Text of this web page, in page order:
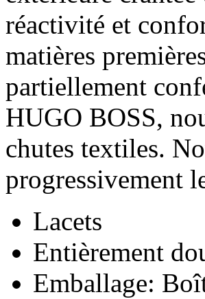
réactivité et
matières
partiellement
HUGO BOSS,
chutes textiles.
progressivement
Lacets
Entièrement
Emballage: